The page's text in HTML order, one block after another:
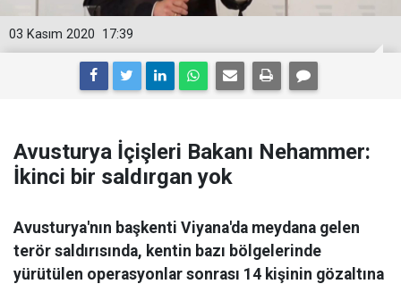
17:39
03 Kasım 2020
Avusturya İçişleri Bakanı Nehammer:
İkinci bir saldırgan yok
Avusturya'nın başkenti Viyana'da meydana gelen
terör saldırısında, kentin bazı bölgelerinde
yürütülen operasyonlar sonrası 14 kişinin gözaltına